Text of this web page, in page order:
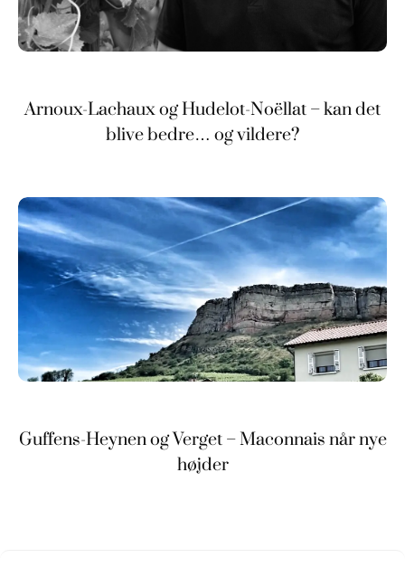
Arnoux-Lachaux og Hudelot-Noëllat – kan det
blive bedre… og vildere?
Guffens-Heynen og Verget – Maconnais når nye
højder